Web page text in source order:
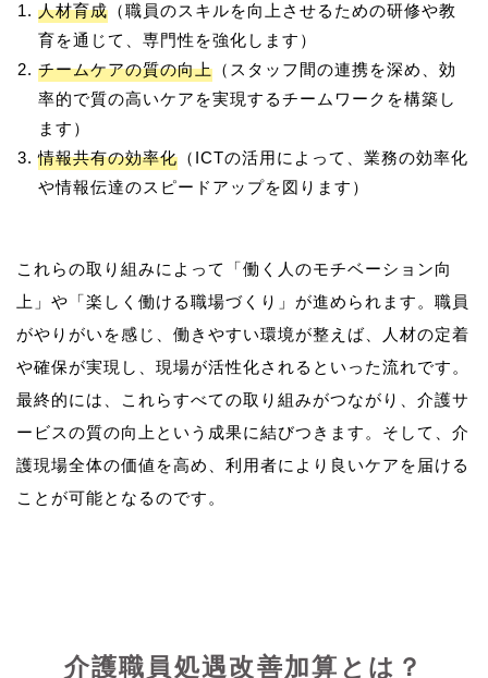
人材育成 （職員のスキルを向上させるための研修や教
育を通じて、専門性を強化します）
チームケアの質の向上 （スタッフ間の連携を深め、効
率的で質の高いケアを実現するチームワークを構築し
ます）
情報共有の効率化 （ICTの活用によって、業務の効率化
や情報伝達のスピードアップを図ります）
これらの取り組みによって「働く人のモチベーション向
上」や「楽しく働ける職場づくり」が進められます。職員
がやりがいを感じ、働きやすい環境が整えば、人材の定着
や確保が実現し、現場が活性化されるといった流れです。
最終的には、これらすべての取り組みがつながり、介護サ
ービスの質の向上という成果に結びつきます。そして、介
護現場全体の価値を高め、利用者により良いケアを届ける
介護職員処遇改善加算とは？